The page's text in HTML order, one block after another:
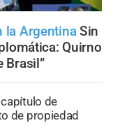
la Argentina Sin
Quirno
Brasil”
de
de propiedad